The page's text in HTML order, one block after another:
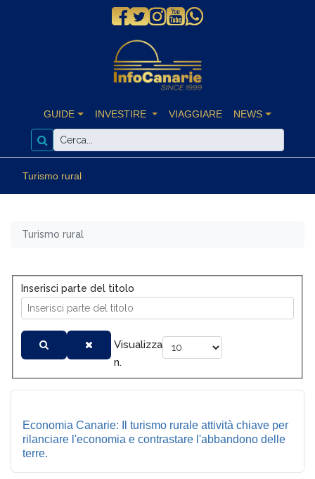
GUIDE INVESTIRE VIAGGIARE NEWS
Turismo rural
Turismo rural
Inserisci parte del titolo
Visualizza
n.
Economia Canarie: Il turismo rurale attività chiave per
rilanciare l'economia e contrastare l'abbandono delle
terre.